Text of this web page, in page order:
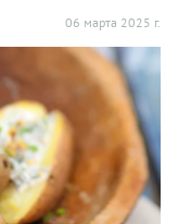
06 марта 2025 г.